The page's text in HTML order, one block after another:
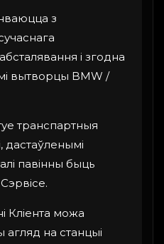
з
і згодна
вытворцы BMW /
транспартныя
дастаўленымі
павінны быць
Кліента можа
агляд на станцыі